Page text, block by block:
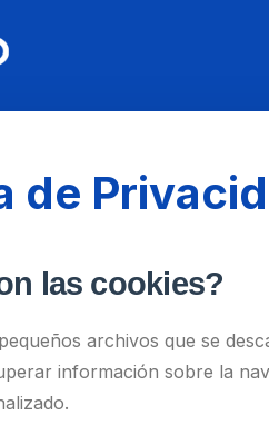
de
las cookies?
archivos que se
información sobre la